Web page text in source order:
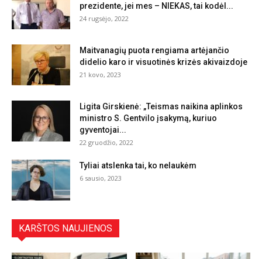
prezidente, jei mes – NIEKAS, tai kodėl...
24 rugsėjo, 2022
Maitvanagių puota rengiama artėjančio
didelio karo ir visuotinės krizės akivaizdoje
21 kovo, 2023
Ligita Girskienė: „Teismas naikina aplinkos
ministro S. Gentvilo įsakymą, kuriuo
gyventojai...
22 gruodžio, 2022
Tyliai atslenka tai, ko nelaukėm
6 sausio, 2023
KARŠTOS NAUJIENOS